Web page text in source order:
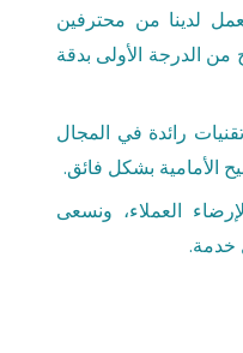
لدينا من محترفين
الدرجة الأولى بدقة
رائدة في المجال
الأمامية بشكل فائق.
العملاء، ونسعى
خدمة.